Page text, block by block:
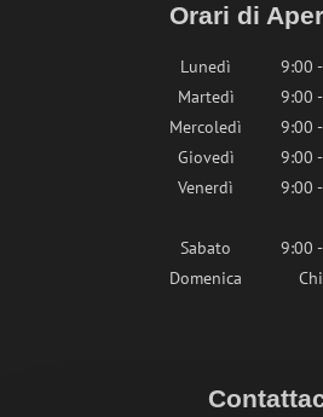
Orari di
Lunedì
9:00
Martedì
9:00
Mercoledì
9:00
Giovedì
9:00
Venerdì
9:00
Sabato
9:00
Domenica